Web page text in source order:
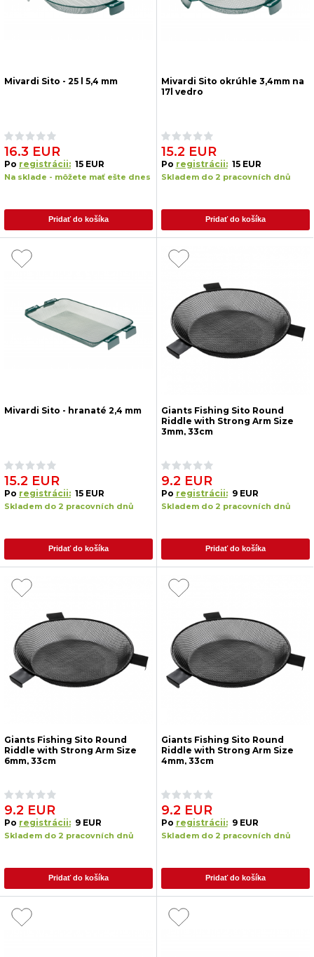
Mivardi Sito - 25 l 5,4 mm
16.3 EUR
Po registrácii: 15 EUR
Na sklade - môžete mať ešte dnes
Pridať do košíka
Mivardi Sito okrúhle 3,4mm na
17l vedro
15.2 EUR
Po registrácii: 15 EUR
Skladem do 2 pracovních dnů
Pridať do košíka
Mivardi Sito - hranaté 2,4 mm
15.2 EUR
Po registrácii: 15 EUR
Skladem do 2 pracovních dnů
Pridať do košíka
Giants Fishing Sito Round
Riddle with Strong Arm Size
3mm, 33cm
9.2 EUR
Po registrácii: 9 EUR
Skladem do 2 pracovních dnů
Pridať do košíka
Giants Fishing Sito Round
Riddle with Strong Arm Size
6mm, 33cm
9.2 EUR
Po registrácii: 9 EUR
Skladem do 2 pracovních dnů
Pridať do košíka
Giants Fishing Sito Round
Riddle with Strong Arm Size
4mm, 33cm
9.2 EUR
Po registrácii: 9 EUR
Skladem do 2 pracovních dnů
Pridať do košíka